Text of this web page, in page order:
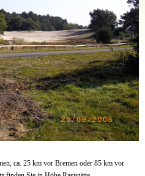
ca. 25 km vor Bremen oder 85 km vor